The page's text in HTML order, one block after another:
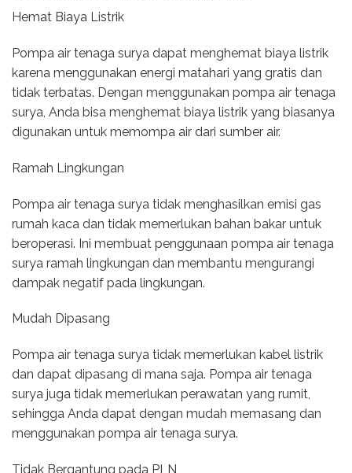
Hemat Biaya Listrik
Pompa air tenaga surya dapat menghemat biaya listrik
karena menggunakan energi matahari yang gratis dan
tidak terbatas. Dengan menggunakan pompa air tenaga
surya, Anda bisa menghemat biaya listrik yang biasanya
digunakan untuk memompa air dari sumber air.
Ramah Lingkungan
Pompa air tenaga surya tidak menghasilkan emisi gas
rumah kaca dan tidak memerlukan bahan bakar untuk
beroperasi. Ini membuat penggunaan pompa air tenaga
surya ramah lingkungan dan membantu mengurangi
dampak negatif pada lingkungan.
Mudah Dipasang
Pompa air tenaga surya tidak memerlukan kabel listrik
dan dapat dipasang di mana saja. Pompa air tenaga
surya juga tidak memerlukan perawatan yang rumit,
sehingga Anda dapat dengan mudah memasang dan
menggunakan pompa air tenaga surya.
Tidak Bergantung pada PLN